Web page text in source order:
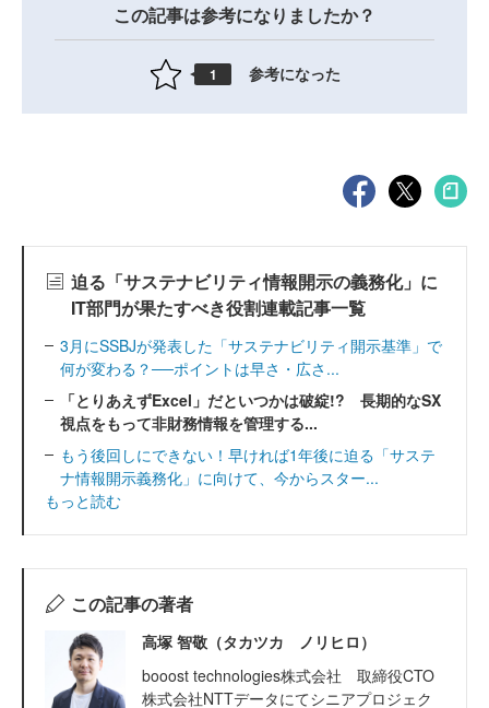
この記事は参考になりましたか？
1 参考になった
迫る「サステナビリティ情報開示の義務化」に
IT部門が果たすべき役割連載記事一覧
3月にSSBJが発表した「サステナビリティ開示基準」で
何が変わる？──ポイントは早さ・広さ...
「とりあえずExcel」だといつかは破綻!? 長期的なSX
視点をもって非財務情報を管理する...
もう後回しにできない！早ければ1年後に迫る「サステ
ナ情報開示義務化」に向けて、今からスター...
もっと読む
この記事の著者
高塚 智敬（タカツカ ノリヒロ）
booost technologies株式会社 取締役CTO
株式会社NTTデータにてシニアプロジェク